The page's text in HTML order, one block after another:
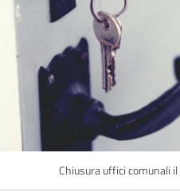
Chiusura uffici comunali